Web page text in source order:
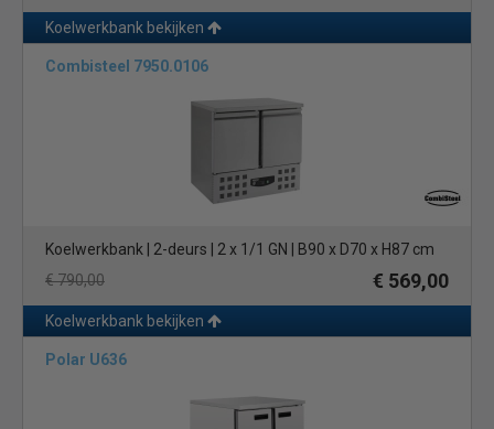
Koelwerkbank bekijken
Combisteel 7950.0106
Koelwerkbank | 2-deurs | 2 x 1/1 GN | B90 x D70 x H87 cm
€ 790,00
€ 569,00
Koelwerkbank bekijken
Polar U636